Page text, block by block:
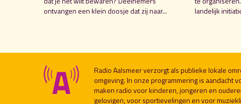
ontvangen een klein doosje dat zij naar...
landelijk
Radio Aalsmeer verzorgt als publieke lokale
omgeving. In onze programmering is aandacht
maken radio voor kinderen, jongeren en
gelovigen, voor sportievelingen en voor